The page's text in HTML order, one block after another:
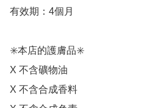
有效期：4個月
✳️本店的護膚品✳️
X 不含礦物油
X 不含合成香料